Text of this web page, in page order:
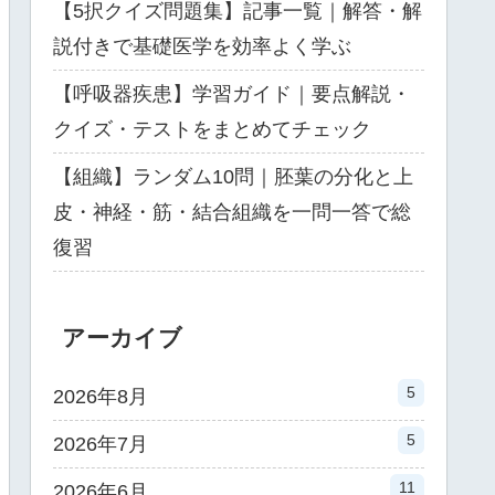
【5択クイズ問題集】記事一覧｜解答・解
説付きで基礎医学を効率よく学ぶ
【呼吸器疾患】学習ガイド｜要点解説・
クイズ・テストをまとめてチェック
【組織】ランダム10問｜胚葉の分化と上
皮・神経・筋・結合組織を一問一答で総
復習
アーカイブ
2026年8月 5
2026年7月 5
11